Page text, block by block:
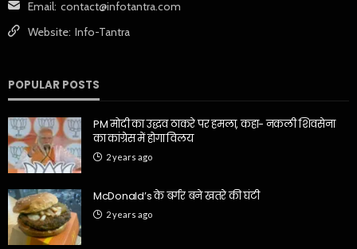
Email: contact@infotantra.com
Website: Info-Tantra
POPULAR POSTS
PM मोदी का उद्धव ठाकरे पर हमला, कहा- नकली शिवसेना
का कांग्रेस में होगा विलय
2 years ago
McDonald’s के बर्गर बने खतरे की घंटी
2 years ago